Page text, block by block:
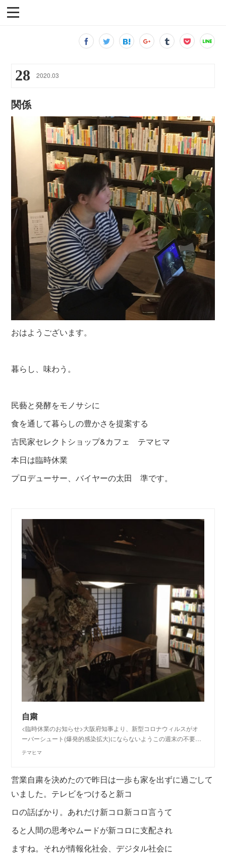
28 2020.03
関係
おはようございます。
暮らし、味わう。
民藝と発酵をモノサシに
食を通して暮らしの豊かさを提案する
古民家セレクトショップ&カフェ テマヒマ
本日は臨時休業
プロデューサー、バイヤーの太田 準です。
自粛
<臨時休業のお知らせ>大阪府知事より、新型コロナウィルスがオ
ーバーシュート(爆発的感染拡大)にならないようこの週末の不要…
テマヒマ
営業自粛を決めたので昨日は一歩も家を出ずに過ごして
いました。テレビをつけると新コ
ロの話ばかり。あれだけ新コロ新コロ言うて
ると 人間の思考やムードが新コロに支配され
ますね。それが情報化社会、デジタル社会に